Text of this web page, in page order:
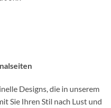
Designs, die in unserem
Sie Ihren Stil nach Lust und